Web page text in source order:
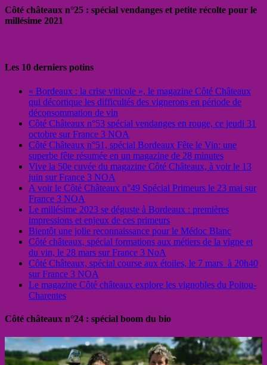
Côté châteaux n°25 : spécial vendanges et petite récolte pour le
millésime 2021
Les 10 derniers potins
« Bordeaux : la crise viticole », le magazine Côté Châteaux
qui décortique les difficultés des vignerons en période de
déconsommation de vin
Côté Châteaux n°53 spécial vendanges en rouge, ce jeudi 31
octobre sur France 3 NOA
Côté Châteaux n°51, spécial Bordeaux Fête le Vin: une
superbe fête résumée en un magazine de 28 minutes
Vive la 50e cuvée du magazine Côté Châteaux, à voir le 13
juin sur France 3 NOA
A voir le Côté Châteaux n°49 Spécial Primeurs le 23 mai sur
France 3 NOA
Le millésime 2023 se déguste à Bordeaux : premières
impressions et enjeux de ces primeurs
Bientôt une jolie reconnaissance pour le Médoc Blanc
Côté châteaux, spécial formations aux métiers de la vigne et
du vin, le 28 mars sur France 3 NoA
Côté Châteaux, spécial course aux étoiles, le 7 mars à 20h40
sur France 3 NOA
Le magazine Côté châteaux explore les vignobles du Poitou-
Charentes
Côté châteaux n°24 : spécial boom du bio